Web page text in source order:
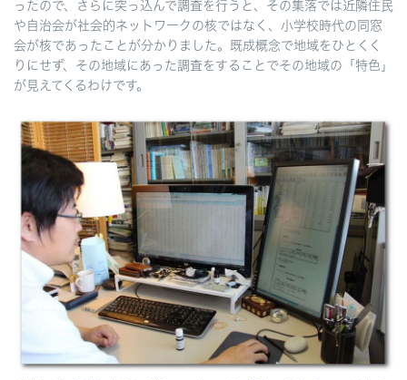
ったので、さらに突っ込んで調査を行うと、その集落では近隣住民
や自治会が社会的ネットワークの核ではなく、小学校時代の同窓
会が核であったことが分かりました。既成概念で地域をひとくく
りにせず、その地域にあった調査をすることでその地域の「特色」
が見えてくるわけです。